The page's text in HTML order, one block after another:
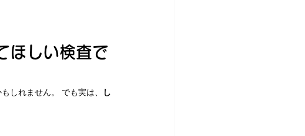
ほしい検査で
しれません。 でも実は、
し